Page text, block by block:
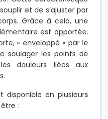
et de s’ajuster par
Grâce à cela, une
est apportée.
« enveloppé » par le
soulager les points de
douleurs liées aux
disponible en plusieurs
: